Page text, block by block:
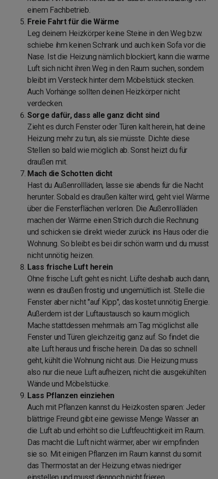
einem Fachbetrieb.
Freie Fahrt für die Wärme
Leg deinem Heizkörper keine Steine in den Weg bzw.
schiebe ihm keinen Schrank und auch kein Sofa vor die
Nase. Ist die Heizung nämlich blockiert, kann die warme
Luft sich nicht ihren Weg in den Raum suchen, sondern
bleibt im Versteck hinter dem Möbelstück stecken.
Auch Vorhänge sollten deinen Heizkörper nicht
verdecken.
Sorge dafür, dass alle ganz dicht sind
Zieht es durch Fenster oder Türen kalt herein, hat deine
Heizung mehr zu tun, als sie müsste. Dichte diese
Stellen so bald wie möglich ab. Sonst heizt du für
draußen mit.
Mach die Schotten dicht
Hast du Außenrollläden, lasse sie abends für die Nacht
herunter. Sobald es draußen kälter wird, geht viel Wärme
über die Fensterflächen verloren. Die Außenrollläden
machen der Wärme einen Strich durch die Rechnung
und schicken sie direkt wieder zurück ins Haus oder die
Wohnung. So bleibt es bei dir schön warm und du musst
nicht unnötig heizen.
Lass frische Luft herein
Ohne frische Luft geht es nicht. Lüfte deshalb auch dann,
wenn es draußen frostig und ungemütlich ist. Stelle die
Fenster aber nicht "auf Kipp", das kostet unnötig Energie.
Außerdem ist der Luftaustausch so kaum möglich.
Mache stattdessen mehrmals am Tag möglichst alle
Fenster und Türen gleichzeitig ganz auf. So findet die
alte Luft heraus und frische herein. Da das so schnell
geht, kühlt die Wohnung nicht aus. Die Heizung muss
also nur die neue Luft aufheizen, nicht die ausgekühlten
Wände und Möbelstücke.
Lass Pflanzen einziehen
Auch mit Pflanzen kannst du Heizkosten sparen: Jeder
blättrige Freund gibt eine gewisse Menge Wasser an
die Luft ab und erhöht so die Luftfeuchtigkeit im Raum.
Das macht die Luft nicht wärmer, aber wir empfinden
sie so. Mit einigen Pflanzen im Raum kannst du somit
das Thermostat an der Heizung etwas niedriger